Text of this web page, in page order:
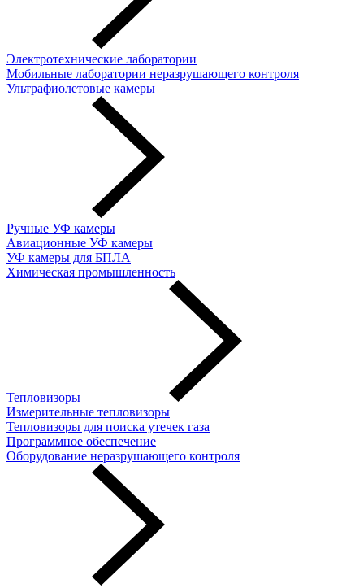
Электротехнические лаборатории
Мобильные лаборатории неразрушающего контроля
Ультрафиолетовые камеры
Ручные УФ камеры
Авиационные УФ камеры
УФ камеры для БПЛА
Химическая промышленность
Тепловизоры
Измерительные тепловизоры
Тепловизоры для поиска утечек газа
Программное обеспечение
Оборудование неразрушающего контроля